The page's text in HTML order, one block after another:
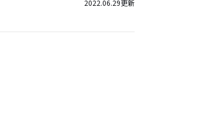
2022.06.29更新